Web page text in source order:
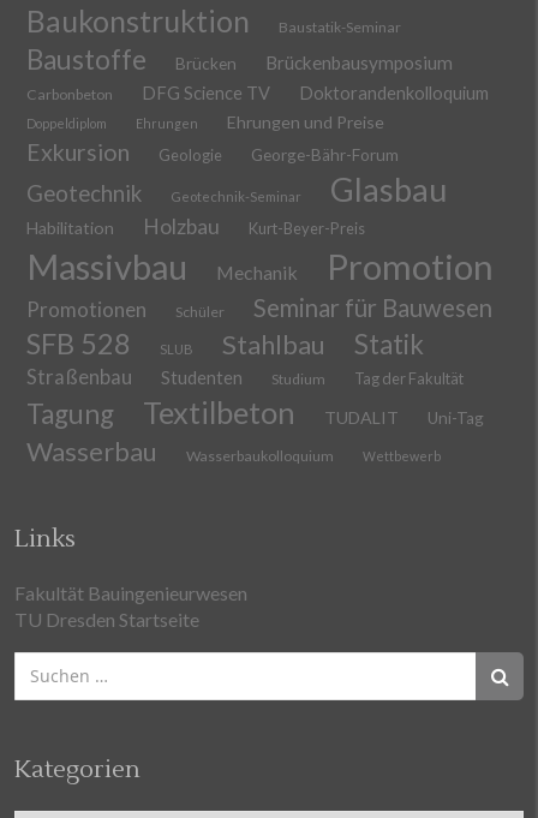
Baukonstruktion Baustatik-Seminar
Baustoffe Brücken Brückenbausymposium
Carbonbeton DFG Science TV Doktorandenkolloquium
Doppeldiplom Ehrungen Ehrungen und Preise
Exkursion Geologie George-Bähr-Forum
Geotechnik Geotechnik-Seminar Glasbau
Habilitation Holzbau Kurt-Beyer-Preis
Massivbau Mechanik Promotion
Promotionen Schüler Seminar für Bauwesen
SFB 528 SLUB Stahlbau Statik
Straßenbau Studenten Studium Tag der Fakultät
Tagung Textilbeton TUDALIT Uni-Tag
Wasserbau Wasserbaukolloquium Wettbewerb
Links
Fakultät Bauingenieurwesen
TU Dresden Startseite
Suchen
nach:
Kategorien